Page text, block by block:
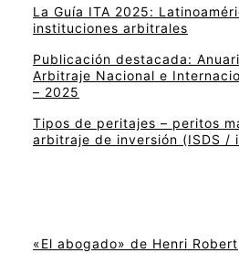
La Guía ITA 2025:
instituciones arbitrales
Publicación destacada:
Arbitraje Nacional e
– 2025
Tipos de peritajes – peritos
arbitraje de inversión (ISDS /
«El abogado» de Henri Robert